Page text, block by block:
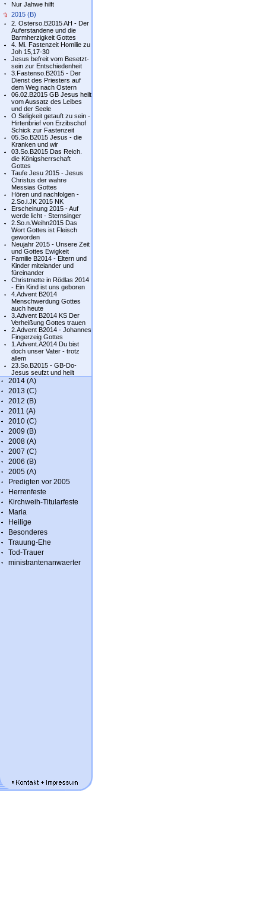
Nur Jahwe hilft
2015 (B)
2. Osterso.B2015 AH - Der
Auferstandene und die
Barmherzigkeit Gottes
4. Mi. Fastenzeit Homilie zu
Joh 15,17-30
Jesus befreit vom Besetzt-
sein zur Entschiedenheit
3.Fastenso.B2015 - Der
Dienst des Priesters auf
dem Weg nach Ostern
06.02.B2015 GB Jesus heilt
vom Aussatz des Leibes
und der Seele
O Seligkeit getauft zu sein -
Hirtenbrief von Erzibschof
Schick zur Fastenzeit
05.So.B2015 Jesus - die
Kranken und wir
03.So.B2015 Das Reich.
die Königsherrschaft
Gottes
Taufe Jesu 2015 - Jesus
Christus der wahre
Messias Gottes
Hören und nachfolgen -
2.So.i.JK 2015 NK
Erscheinung 2015 - Auf
werde licht - Sternsinger
2.So.n.Weihn2015 Das
Wort Gottes ist Fleisch
geworden
Neujahr 2015 - Unsere Zeit
und Gottes Ewigkeit
Familie B2014 - Eltern und
Kinder miteiander und
füreinander
Christmette in Rödlas 2014
- Ein Kind ist uns geboren
4.Advent B2014
Menschwerdung Gottes
auch heute
3.Advent B2014 KS Der
Verheißung Gottes trauen
2.Advent B2014 - Johannes
Fingerzeig Gottes
1.Advent.A2014 Du bist
doch unser Vater - trotz
allem
23.So.B2015 - GB-Do-
Jesus seufzt und heilt
2014 (A)
2013 (C)
2012 (B)
2011 (A)
2010 (C)
2009 (B)
2008 (A)
2007 (C)
2006 (B)
2005 (A)
Predigten vor 2005
Herrenfeste
Kirchweih-Titularfeste
Maria
Heilige
Besonderes
Trauung-Ehe
Tod-Trauer
ministrantenanwaerter